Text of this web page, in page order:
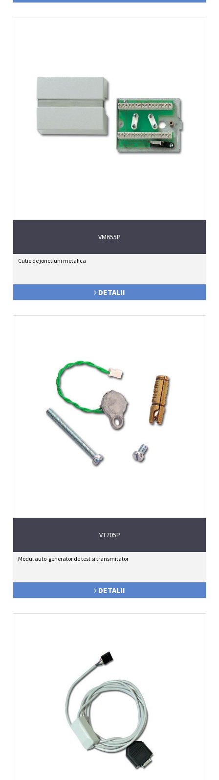
VM655P
Cutie de jonctiuni metalica
DETALII
VT705P
Modul auto-generator de test si transmitator
DETALII